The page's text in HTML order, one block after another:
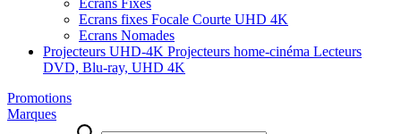
Ecrans Fixes
Ecrans fixes Focale Courte UHD 4K
Ecrans Nomades
Projecteurs UHD-4K Projecteurs home-cinéma Lecteurs
DVD, Blu-ray, UHD 4K
Promotions
Marques